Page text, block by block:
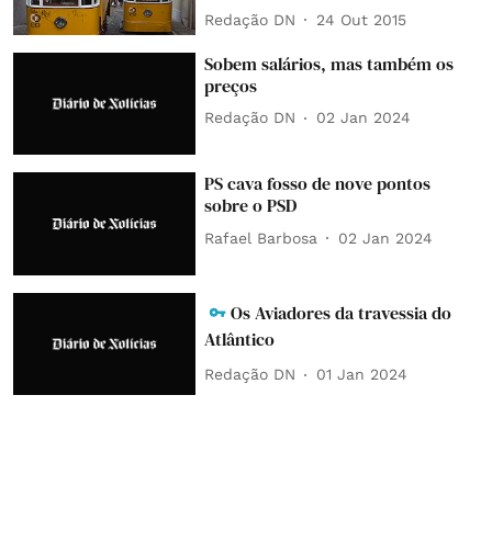
Redação DN 24 Out 2015
Sobem salários, mas também os
preços
Redação DN 02 Jan 2024
PS cava fosso de nove pontos
sobre o PSD
Rafael Barbosa 02 Jan 2024
Os Aviadores da travessia do
Atlântico
Redação DN 01 Jan 2024